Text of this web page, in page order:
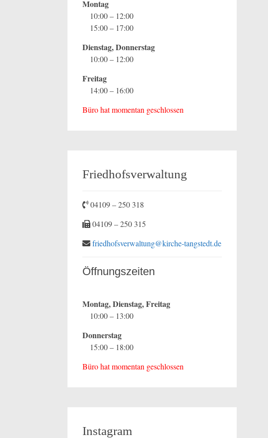
Montag
10:00 – 12:00
15:00 – 17:00
Dienstag, Donnerstag
10:00 – 12:00
Freitag
14:00 – 16:00
Büro hat momentan geschlossen
Friedhofsverwaltung
04109 – 250 318
04109 – 250 315
friedhofsverwaltung@kirche-tangstedt.de
Öffnungszeiten
Montag, Dienstag, Freitag
10:00 – 13:00
Donnerstag
15:00 – 18:00
Büro hat momentan geschlossen
Instagram